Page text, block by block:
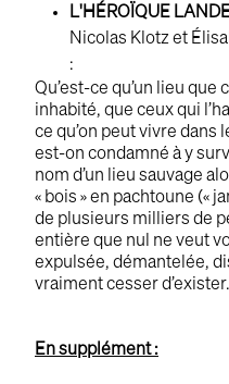
L'HÉROÏQUE
Nicolas Klotz et
:
Qu’est-ce qu’un lieu
inhabité, que ceux qui
ce qu’on peut vivre dans
est-on condamné à y
nom d’un lieu sauvage
« bois » en pachtoune («
de plusieurs milliers de
entière que nul ne veut
expulsée, démantelée,
vraiment cesser d’exister.
En supplément :